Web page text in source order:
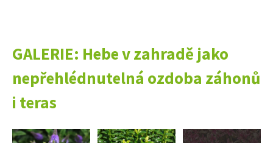
GALERIE: Hebe v zahradě jako
nepřehlédnutelná ozdoba záhonů
i teras
Přejít